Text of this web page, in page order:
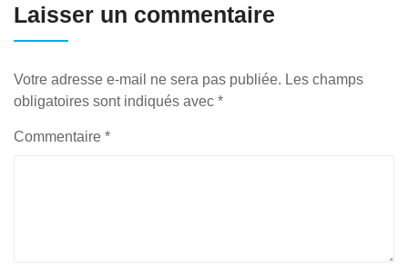
Laisser un commentaire
Votre adresse e-mail ne sera pas publiée. Les champs
obligatoires sont indiqués avec *
Commentaire *